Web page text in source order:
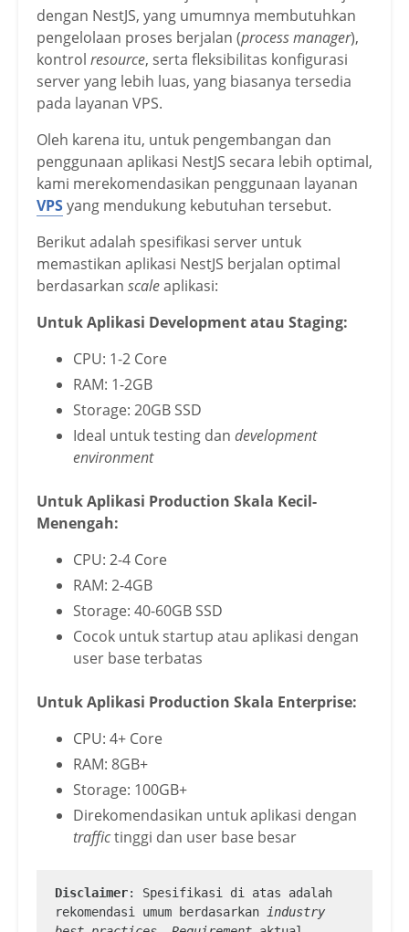
dengan NestJS, yang umumnya membutuhkan
pengelolaan proses berjalan (process manager),
kontrol resource, serta fleksibilitas konfigurasi
server yang lebih luas, yang biasanya tersedia
pada layanan VPS.
Oleh karena itu, untuk pengembangan dan
penggunaan aplikasi NestJS secara lebih optimal,
kami merekomendasikan penggunaan layanan
VPSyang mendukung kebutuhan tersebut.
Berikut adalah spesifikasi server untuk
memastikan aplikasi NestJS berjalan optimal
berdasarkan scaleaplikasi:
Untuk Aplikasi Development atau Staging:
CPU: 1-2 Core
RAM: 1-2GB
Storage: 20GB SSD
Ideal untuk testing dan development
environment
Untuk Aplikasi Production Skala Kecil-
Menengah:
CPU: 2-4 Core
RAM: 2-4GB
Storage: 40-60GB SSD
Cocok untuk startup atau aplikasi dengan
user base terbatas
Untuk Aplikasi Production Skala Enterprise:
CPU: 4+ Core
RAM: 8GB+
Storage: 100GB+
Direkomendasikan untuk aplikasi dengan
traffictinggi dan user base besar
Disclaimer: Spesifikasi di atas adalah
rekomendasi umum berdasarkan
industry